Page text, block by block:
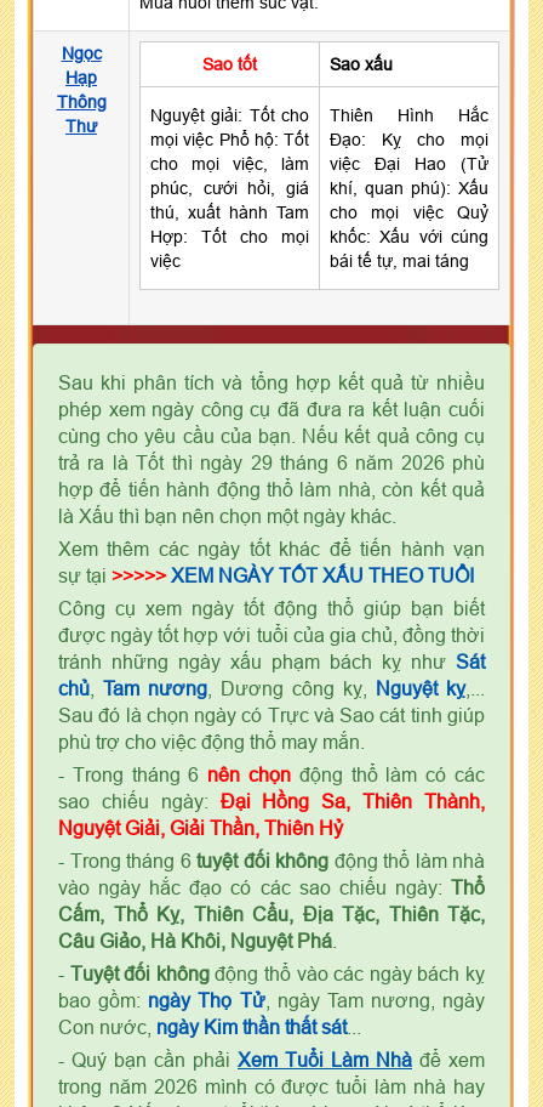
Ngọc
Hạp
Thông
Thư
Sao tốt Sao xấu
Nguyệt giải: Tốt cho
mọi việc Phổ hộ: Tốt
cho mọi việc, làm
phúc, cưới hỏi, giá
thú, xuất hành Tam
Hợp: Tốt cho mọi
việc
Thiên Hình Hắc
Đạo: Kỵ cho mọi
việc Đại Hao (Tử
khí, quan phú): Xấu
cho mọi việc Quỷ
khốc: Xấu với cúng
bái tế tự, mai táng
Sau khi phân tích và tổng hợp kết quả từ nhiều
phép xem ngày công cụ đã đưa ra kết luận cuối
cùng cho yêu cầu của bạn. Nếu kết quả công cụ
trả ra là Tốt thì ngày 29 tháng 6 năm 2026 phù
hợp để tiến hành động thổ làm nhà, còn kết quả
là Xấu thì bạn nên chọn một ngày khác.
Xem thêm các ngày tốt khác để tiến hành vạn
sự tại >>>>> XEM NGÀY TỐT XẤU THEO TUỔI
Công cụ xem ngày tốt động thổ giúp bạn biết
được ngày tốt hợp với tuổi của gia chủ, đồng thời
tránh những ngày xấu phạm bách kỵ như Sát
chủ
Tam nương , Dương công kỵ, Nguyệt kỵ,...
Sau đó là chọn ngày có Trực và Sao cát tinh giúp
phù trợ cho việc động thổ may mắn.
- Trong tháng 6 nên chọn động thổ làm có các
sao chiếu ngày: Đại Hồng Sa, Thiên Thành,
Nguyệt Giải, Giải Thần, Thiên Hỷ
- Trong tháng 6 tuyệt đối không động thổ làm nhà
vào ngày hắc đạo có các sao chiếu ngày: Thổ
Cấm, Thổ Kỵ, Thiên Cẩu, Địa Tặc, Thiên Tặc,
Câu Giảo, Hà Khôi, Nguyệt Phá
- Tuyệt đối khôngđộng thổ vào các ngày bách kỵ
bao gồm: ngày Thọ Tử, ngày Tam nương, ngày
Con nước, ngày Kim thần thất sát...
- Quý bạn cần phải Xem Tuổi Làm Nhà để xem
trong năm 2026 mình có được tuổi làm nhà hay